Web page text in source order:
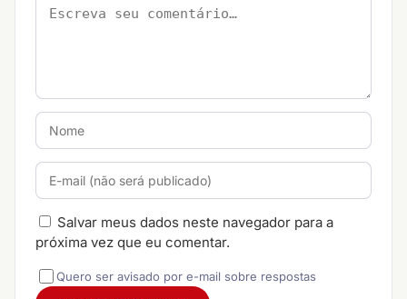
Salvar meus dados neste navegador para a
próxima vez que eu comentar.
Quero ser avisado por e-mail sobre respostas